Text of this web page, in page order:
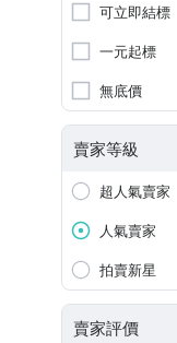
可立即結標
一元起標
無底價
賣家等級
超人氣賣家
人氣賣家
拍賣新星
賣家評價